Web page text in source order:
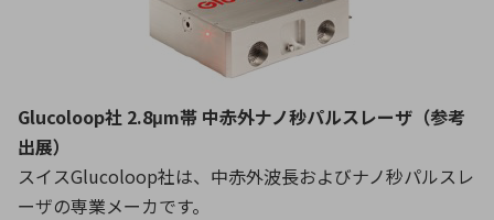
Glucoloop社 2.8μm帯 中赤外ナノ秒パルスレーザ（参考
出展）
スイスGlucoloop社は、中赤外波長およびナノ秒パルスレ
ーザの専業メーカです。